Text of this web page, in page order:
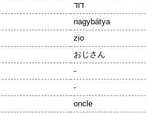
דוד
nagybátya
zio
おじさん
-
-
oncle